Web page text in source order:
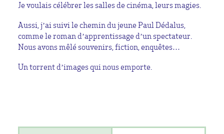
Je voulais célébrer les salles de cinéma, leurs magies.
Aussi, j’ai suivi le chemin du jeune Paul Dédalus,
comme le roman d’apprentissage d’un spectateur.
Nous avons mêlé souvenirs, fiction, enquêtes…
Un torrent d’images qui nous emporte.